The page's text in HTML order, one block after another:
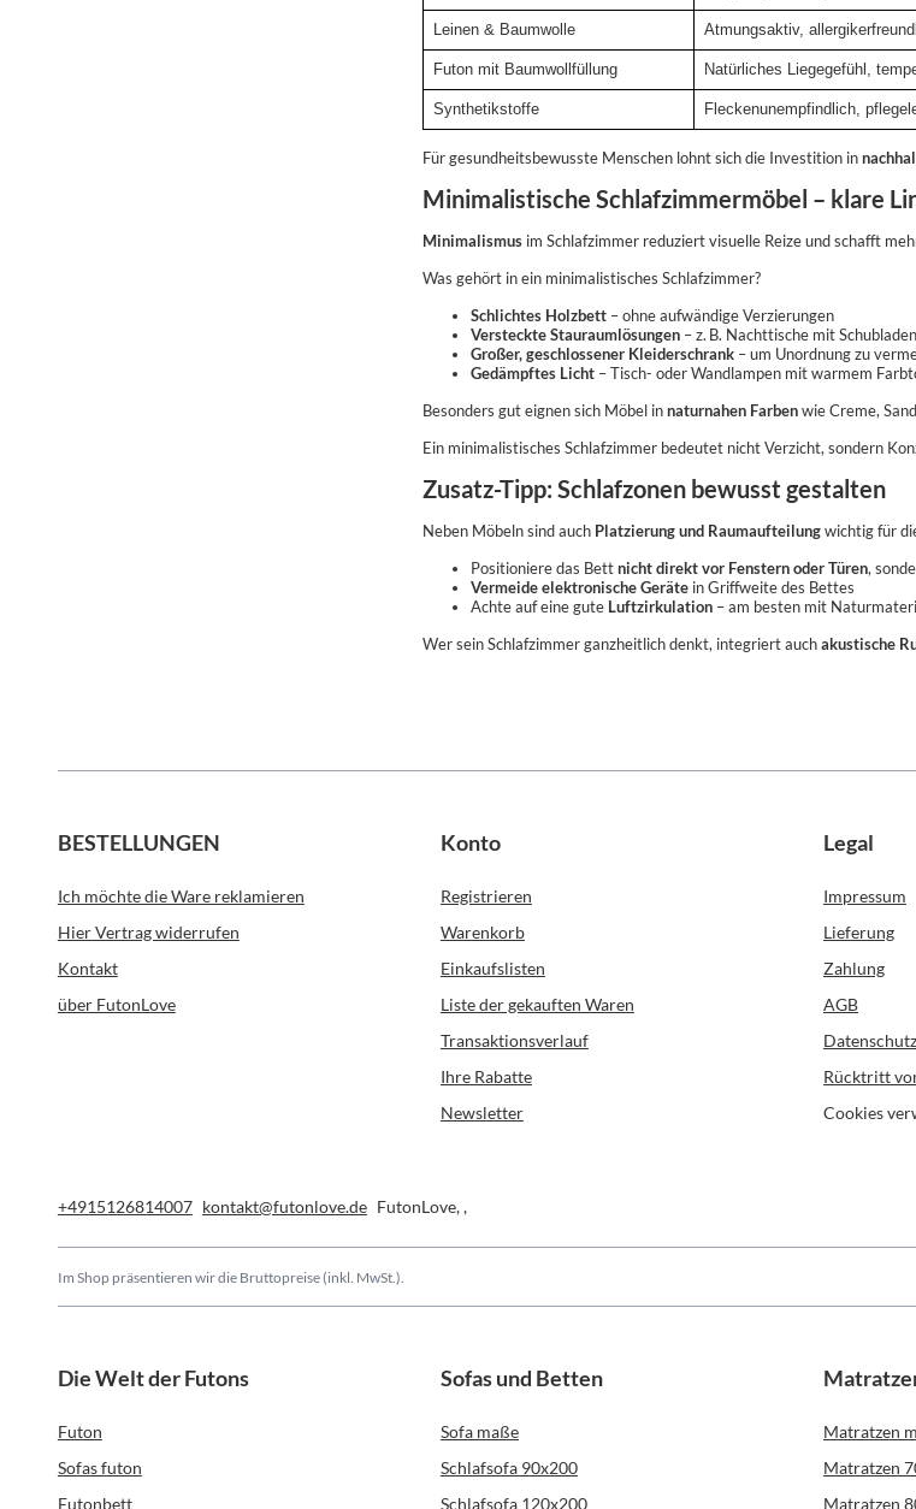
Leinen & Baumwolle Atmungsaktiv,
Futon mit Baumwollfüllung Natürliches Liegegefühl,
Synthetikstoffe Fleckenunempfindlich,
Für gesundheitsbewusste Menschen lohnt sich die Investition in
Minimalistische Schlafzimmermöbel – klare
Minimalismus im Schlafzimmer reduziert visuelle Reize und schafft
Was gehört in ein minimalistisches Schlafzimmer?
Schlichtes Holzbett – ohne aufwändige Verzierungen
Versteckte Stauraumlösungen – z. B. Nachttische mit Schubladen
Großer, geschlossener Kleiderschrank – um Unordnung zu
Gedämpftes Licht – Tisch- oder Wandlampen mit warmem
Besonders gut eignen sich Möbel innaturnahen Farbenwie Creme,
Ein minimalistisches Schlafzimmer bedeutet nicht Verzicht, sondern
Zusatz-Tipp: Schlafzonen bewusst gestalten
Neben Möbeln sind auch Platzierung und Raumaufteilungwichtig für
Positioniere das Bettnicht direkt vor Fenstern oder Türen,
Vermeide elektronische Geräte in Griffweite des Bettes
Achte auf eine gute Luftzirkulation – am besten mit
Wer sein Schlafzimmer ganzheitlich denkt, integriert auchakustische
BESTELLUNGEN
Ich möchte die Ware reklamieren
Hier Vertrag widerrufen
Kontakt
über FutonLove
Konto
Registrieren
Warenkorb
Einkaufslisten
Liste der gekauften Waren
Transaktionsverlauf
Ihre Rabatte
Newsletter
Legal
Impressum
Lieferung
Zahlung
AGB
Datenschutz
Rücktritt
Cookies
+4915126814007 kontakt@futonlove.de FutonLove,,
Im Shop präsentieren wir die Bruttopreise (inkl. MwSt.).
Die Welt der Futons
Futon
Sofas futon
Futonbett
Sofas und Betten
Sofa maße
Schlafsofa 90x200
Schlafsofa 120x200
Matratzen
Matratzen
Matratzen